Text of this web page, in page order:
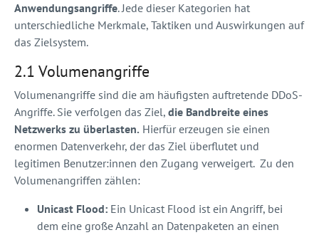
Anwendungsangriffe. Jede dieser Kategorien hat
unterschiedliche Merkmale, Taktiken und Auswirkungen auf
das Zielsystem.
2.1 Volumenangriffe
Volumenangriffe sind die am häufigsten auftretende DDoS-
Angriffe. Sie verfolgen das Ziel, die Bandbreite eines
Netzwerks zu überlasten. Hierfür erzeugen sie einen
enormen Datenverkehr, der das Ziel überflutet und
legitimen Benutzer:innen den Zugang verweigert. Zu den
Volumenangriffen zählen:
Unicast Flood: Ein Unicast Flood ist ein Angriff, bei
dem eine große Anzahl an Datenpaketen an einen